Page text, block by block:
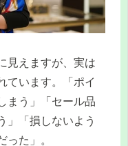
見えますが、実は
ています。「ポイ
まう」「セール品
」「損しないよう
った」。